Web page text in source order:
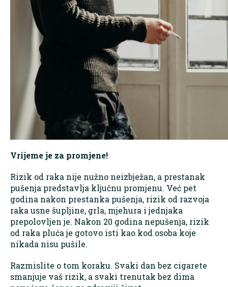
Vrijeme je za promjene!
Rizik od raka nije nužno neizbježan, a prestanak
pušenja predstavlja ključnu promjenu. Već pet
godina nakon prestanka pušenja, rizik od razvoja
raka usne šupljine, grla, mjehura i jednjaka
prepolovljen je. Nakon 20 godina nepušenja, rizik
od raka pluća je gotovo isti kao kod osoba koje
nikada nisu pušile.
Razmislite o tom koraku. Svaki dan bez cigarete
smanjuje vaš rizik, a svaki trenutak bez dima